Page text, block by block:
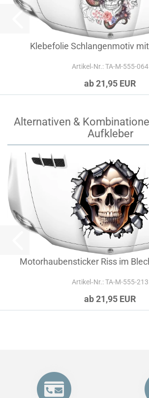
Klebefolie Schlangenmotiv
Artikel‑Nr.: TA-M-555-064
ab 21,95 EUR
Alternativen &
Aufkleber
Motorhaubensticker Riss im
Artikel‑Nr.: TA-M-555-213
ab 21,95 EUR